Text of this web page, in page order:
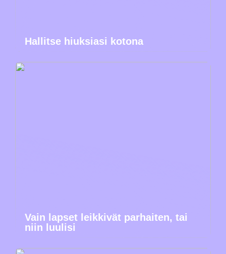
Hallitse hiuksiasi kotona
Vain lapset leikkivät parhaiten, tai
niin luulisi